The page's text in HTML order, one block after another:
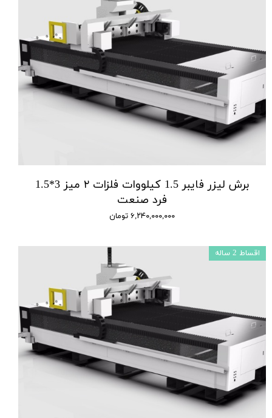
برش لیزر فایبر 1.5 کیلووات فلزات ۲ میز 3*1.5
فرد صنعت
۶,۲۴۰,۰۰۰,۰۰۰ تومان
اقساط 2 ساله